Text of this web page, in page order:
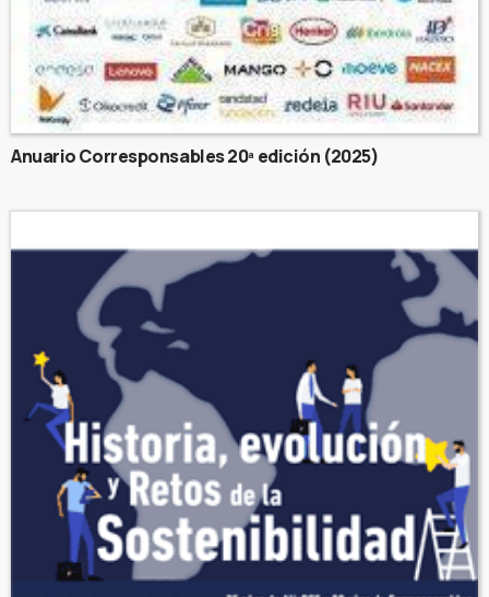
Anuario Corresponsables 20ª edición (2025)